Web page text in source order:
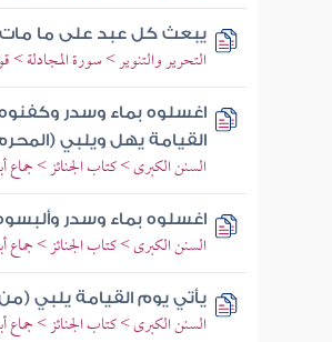
يبعث كل عبد على ما
التحرير والتنوير > سورة المجادلة >
اغسلوه بماء وسدر وكفنوه
القيامة يهل ويلبي
السنن الكبرى > كتاب الجنائز >
اغسلوه بماء وسدر
السنن الكبرى > كتاب الجنائز >
يأتي يوم القيامة يلبي
السنن الكبرى > كتاب الجنائز >